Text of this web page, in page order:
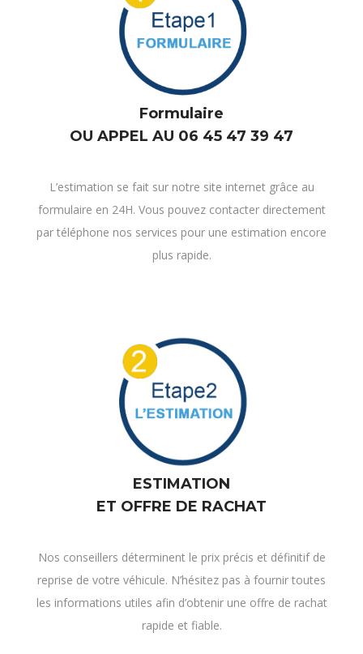
Formulaire
OU APPEL AU 06 45 47 39 47
L’estimation se fait sur notre site internet grâce au
formulaire en 24H. Vous pouvez contacter directement
par téléphone nos services pour une estimation encore
plus rapide.
ESTIMATION
ET OFFRE DE RACHAT
Nos conseillers déterminent le prix précis et définitif de
reprise de votre véhicule. N’hésitez pas à fournir toutes
les informations utiles afin d’obtenir une offre de rachat
rapide et fiable.